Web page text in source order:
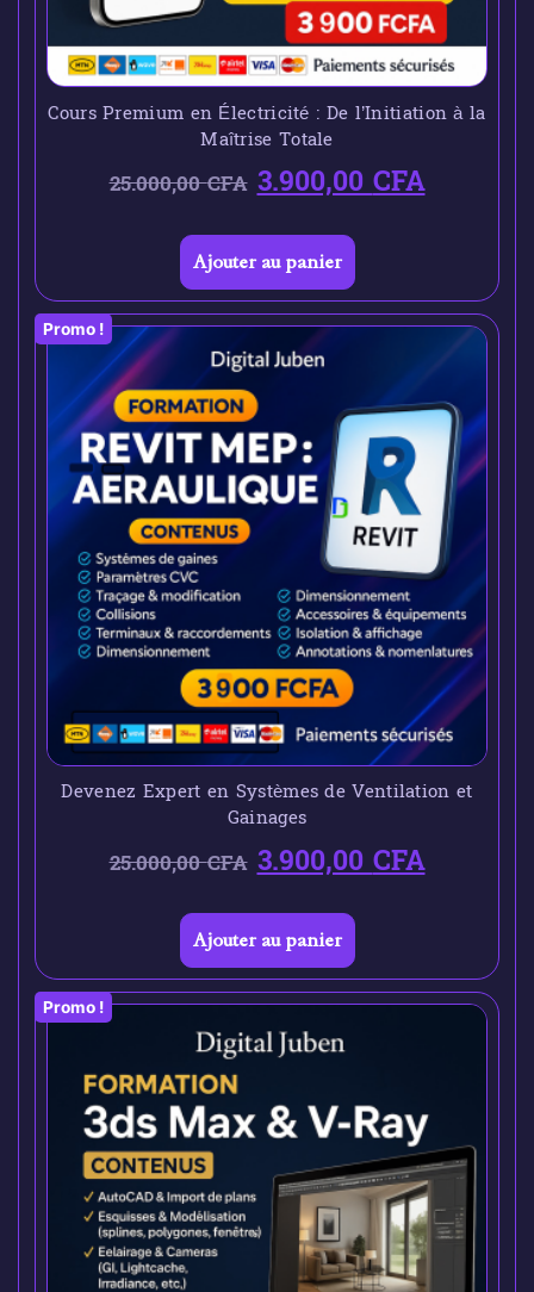
Cours Premium en Électricité : De l’Initiation à la
Maîtrise Totale
25.000,00CFA 3.900,00CFA
Ajouter au panier
Promo !
Devenez Expert en Systèmes de Ventilation et
Gainages
25.000,00CFA 3.900,00CFA
Ajouter au panier
Promo !